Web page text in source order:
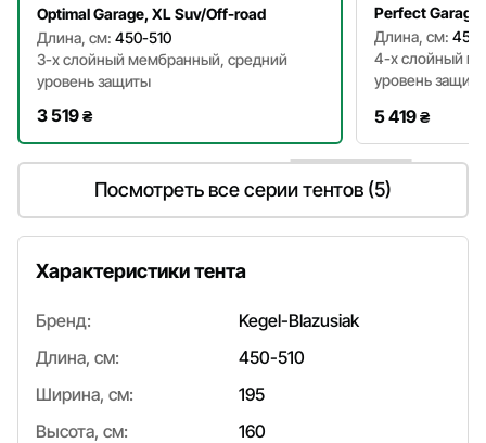
Optimal Garage, XL Suv/Off-road
Длина, см: 450-510
3-х слойный мембранный, средний
уровень защиты
3 519₴
Perfect
Длина, см:
4-х слойный
уровень
5 419₴
Посмотреть все серии тентов (5)
Характеристики тента
Бренд:
Kegel-Blazusiak
Длина, см:
450-510
Ширина, см:
195
Высота, см:
160